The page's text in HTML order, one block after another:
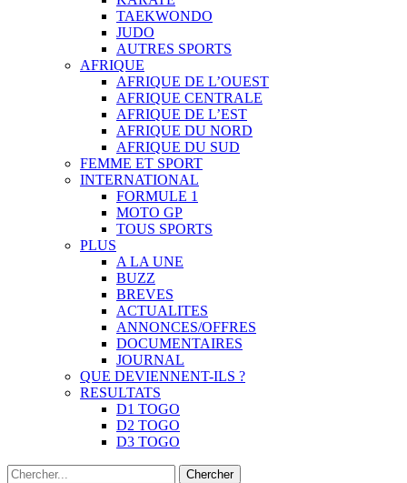
TAEKWONDO
JUDO
AUTRES SPORTS
AFRIQUE
AFRIQUE DE L’OUEST
AFRIQUE CENTRALE
AFRIQUE DE L’EST
AFRIQUE DU NORD
AFRIQUE DU SUD
FEMME ET SPORT
INTERNATIONAL
FORMULE 1
MOTO GP
TOUS SPORTS
PLUS
A LA UNE
BUZZ
BREVES
ACTUALITES
ANNONCES/OFFRES
DOCUMENTAIRES
JOURNAL
QUE DEVIENNENT-ILS ?
RESULTATS
D1 TOGO
D2 TOGO
D3 TOGO